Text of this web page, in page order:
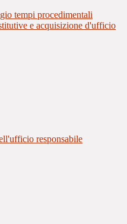
tempi procedimentali
e acquisizione d'ufficio
responsabile